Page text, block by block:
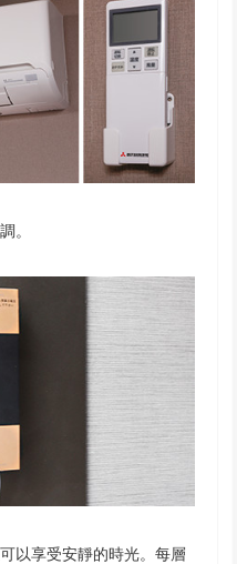
。
以享受安靜的時光。每層